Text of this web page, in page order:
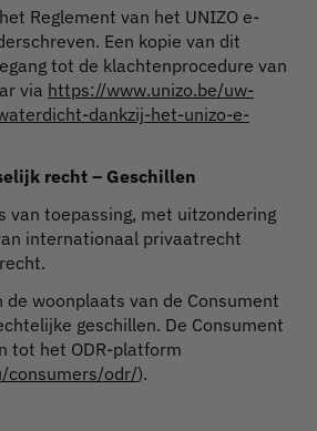
Reglement van het UNIZO e-
Een kopie van dit
tot de klachtenprocedure van
via https://www.unizo.be/uw-
dankzij-het-unizo-e-
recht – Geschillen
van toepassing, met uitzondering
internationaal privaatrecht
de woonplaats van de Consument
geschillen. De Consument
tot het ODR-platform
consumers/odr/).